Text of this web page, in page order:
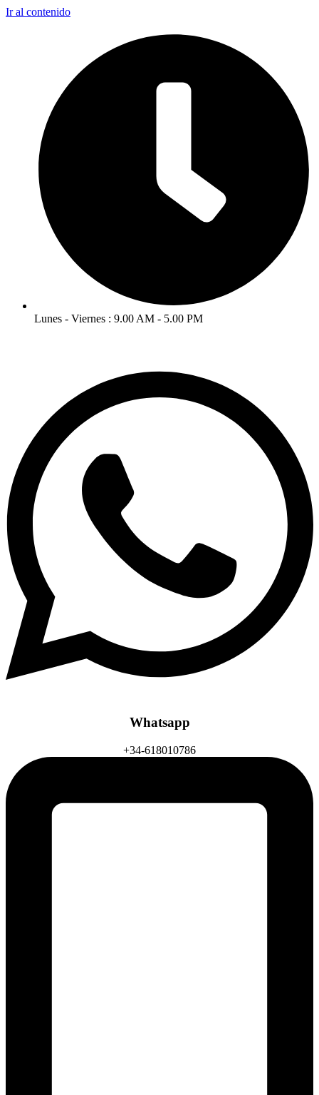
Ir al contenido
Lunes - Viernes : 9.00 AM - 5.00 PM
Whatsapp
+34-618010786